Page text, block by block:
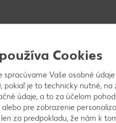
a odmastíme. Bielky
mixujeme a keď začnú
ešte 10 minút.
Cookies
spracúvame Vaše osobné
pokiaľ je to technicky nutné,
údaje, a to za účelom
pre zobrazenie
za predpokladu, že nám k